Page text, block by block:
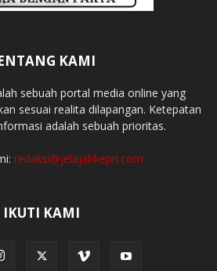
KAMI
sebuah portal media online yang
sesuai realita dilapangan. Ketepatan
adalah sebuah prioritas.
redaksi@jelajahkepri.com
IKUTI KAMI